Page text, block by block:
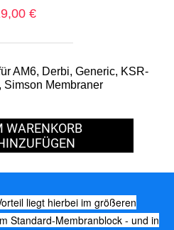
€
AM6, Derbi, Generic, KSR-
Simson Membraner
WARENKORB
liegt hierbei im größeren
Standard-Membranblock - und in